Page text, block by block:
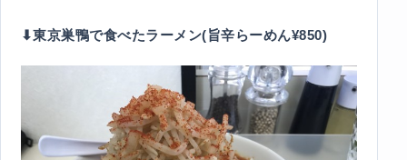
⬇︎東京巣鴨で食べたラーメン(旨辛らーめん¥850)